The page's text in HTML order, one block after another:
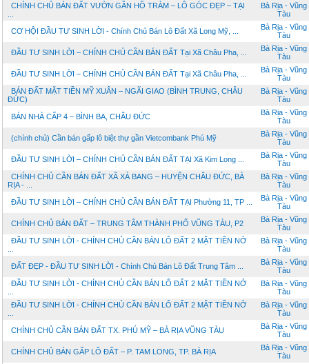
CHÍNH CHỦ BÁN ĐẤT VƯỜN GẦN HỒ TRÀM – LÔ GÓC ĐẸP – TẠI
Bà Rịa - Vũng
Tàu
CƠ HỘI ĐẦU TƯ SINH LỜI - Chính Chủ Bán Lô Đất Xã Long Mỹ, ...
Bà Rịa - Vũng
Tàu
ĐẦU TƯ SINH LỜI – CHÍNH CHỦ CẦN BÁN ĐẤT Tại Xã Châu Pha, ...
Bà Rịa - Vũng
Tàu
ĐẦU TƯ SINH LỜI – CHÍNH CHỦ CẦN BÁN ĐẤT Tại Xã Châu Pha, ...
Bà Rịa - Vũng
Tàu
BÁN ĐẤT MẶT TIỀN MỸ XUÂN – NGÃI GIAO (BÌNH TRUNG, CHÂU
ĐỨC)
Bà Rịa - Vũng
Tàu
BÁN NHÀ CẤP 4 – BÌNH BA, CHÂU ĐỨC
Bà Rịa - Vũng
Tàu
(chính chủ) Cần bán gấp lô biệt thự gần Vietcombank Phú Mỹ
Bà Rịa - Vũng
Tàu
ĐẦU TƯ SINH LỜI – CHÍNH CHỦ CẦN BÁN ĐẤT TẠI Xã Kim Long ...
Bà Rịa - Vũng
Tàu
CHÍNH CHỦ CẦN BÁN ĐẤT XÃ XÀ BANG – HUYỆN CHÂU ĐỨC, BÀ
RỊA - ...
Bà Rịa - Vũng
Tàu
ĐẦU TƯ SINH LỜI – CHÍNH CHỦ CẦN BÁN ĐẤT TẠI Phường 11, TP ...
Bà Rịa - Vũng
Tàu
CHÍNH CHỦ BÁN ĐẤT – TRUNG TÂM THÀNH PHỐ VŨNG TÀU, P2
Bà Rịa - Vũng
Tàu
ĐẦU TƯ SINH LỜI - CHÍNH CHỦ CẦN BÁN LÔ ĐẤT 2 MẶT TIỀN NỞ
Bà Rịa - Vũng
Tàu
ĐẤT ĐẸP - ĐẦU TƯ SINH LỜI - Chính Chủ Bán Lô Đất Trung Tâm ...
Bà Rịa - Vũng
Tàu
ĐẦU TƯ SINH LỜI - CHÍNH CHỦ CẦN BÁN LÔ ĐẤT 2 MẶT TIỀN NỞ
Bà Rịa - Vũng
Tàu
ĐẦU TƯ SINH LỜI - CHÍNH CHỦ CẦN BÁN LÔ ĐẤT 2 MẶT TIỀN NỞ
Bà Rịa - Vũng
Tàu
CHÍNH CHỦ CẦN BÁN ĐẤT TX. PHÚ MỸ – BÀ RỊA VŨNG TÀU
Bà Rịa - Vũng
Tàu
CHÍNH CHỦ BÁN GẤP LÔ ĐẤT – P. TAM LONG, TP. BÀ RỊA
Bà Rịa - Vũng
Tàu